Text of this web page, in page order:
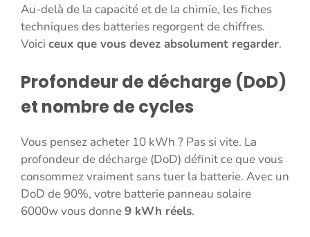
Au-delà de la capacité et de la chimie, les fiches
techniques des batteries regorgent de chiffres.
Voici ceux que vous devez absolument regarder.
Profondeur de décharge (DoD)
et nombre de cycles
Vous pensez acheter 10 kWh ? Pas si vite. La
profondeur de décharge (DoD) définit ce que vous
consommez vraiment sans tuer la batterie. Avec un
DoD de 90%, votre batterie panneau solaire
6000w vous donne9 kWh réels.